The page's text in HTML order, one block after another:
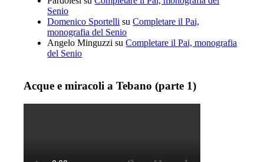
Senio
Domenico Sportelli suCompletare il Pai,
monografia del Senio
Angelo Minguzzi suCompletare il Pai, monografia
del Senio
Acque e miracoli a Tebano (parte 1)